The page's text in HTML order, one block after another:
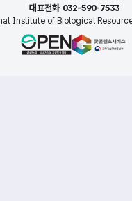
대표전화 032-590-7533
Institute of Biological